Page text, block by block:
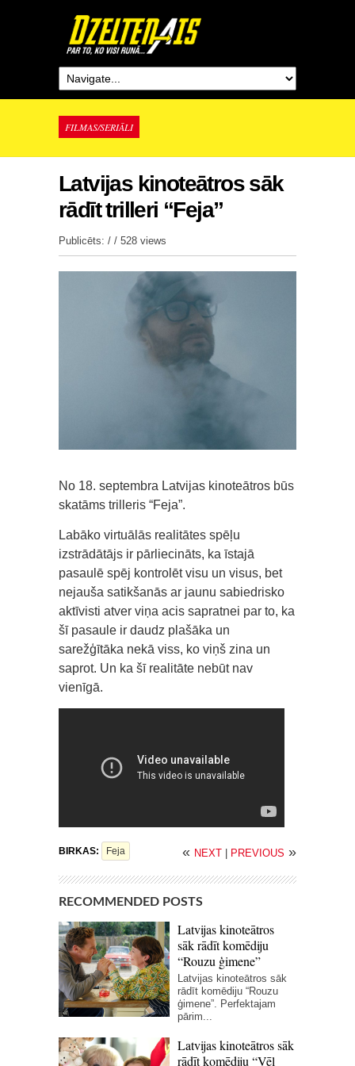
FILMAS/SERIĀLI
Latvijas kinoteātros sāk
rādīt trilleri “Feja”
Publicēts: / / 528 views
No 18. septembra Latvijas kinoteātros būs
skatāms trilleris “Feja”.
Labāko virtuālās realitātes spēļu
izstrādātājs ir pārliecināts, ka īstajā
pasaulē spēj kontrolēt visu un visus, bet
nejauša satikšanās ar jaunu sabiedrisko
aktīvisti atver viņa acis sapratnei par to, ka
šī pasaule ir daudz plašāka un
sarežģītāka nekā viss, ko viņš zina un
saprot. Un ka šī realitāte nebūt nav
vienīgā.
BIRKAS: Feja « NEXT PREVIOUS »
RECOMMENDED POSTS
Latvijas kinoteātros
sāk rādīt komēdiju
“Rouzu ģimene”
Latvijas kinoteātros sāk
rādīt komēdiju “Rouzu
ģimene”. Perfektajam
pārim...
Latvijas kinoteātros sāk
rādīt komēdiju “Vēl